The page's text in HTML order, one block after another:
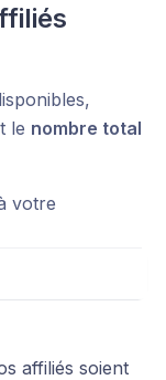
le nombre total
votre
affiliés soient